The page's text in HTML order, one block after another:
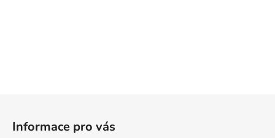
Informace pro vás